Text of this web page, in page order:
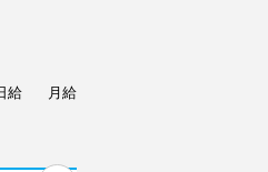
給 月給